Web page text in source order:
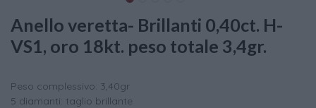
Anello veretta- Brillanti 0,40ct. H-
VS1, oro 18kt. peso totale 3,4gr.
Peso complessivo: 3,40gr
5 diamanti: taglio brillante